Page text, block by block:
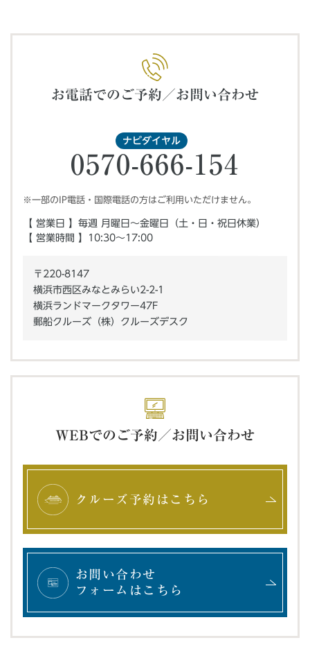
お電話でのご予約／お問い合わせ
ナビダイヤル
0570-666-154
※一部のIP電話・国際電話の方はご利用いただけません。
【 営業日 】毎週 月曜日～金曜日（土・日・祝日休業）
【 営業時間 】10:30～17:00
〒220-8147
横浜市西区みなとみらい2-2-1
横浜ランドマークタワー47F
郵船クルーズ（株）クルーズデスク
WEBでのご予約／お問い合わせ
クルーズ予約はこちら
お問い合わせ
フォームはこちら